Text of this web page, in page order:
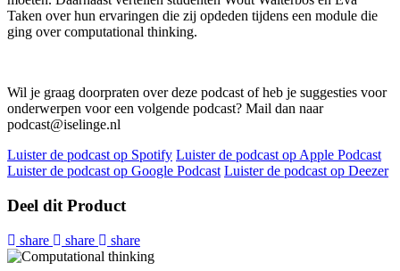
Taken over hun ervaringen die zij opdeden tijdens een module die
ging over computational thinking.
Wil je graag doorpraten over deze podcast of heb je suggesties voor
onderwerpen voor een volgende podcast? Mail dan naar
podcast@iselinge.nl
Luister de podcast op Spotify Luister de podcast op Apple Podcast
Luister de podcast op Google Podcast Luister de podcast op Deezer
Deel dit Product
share share share